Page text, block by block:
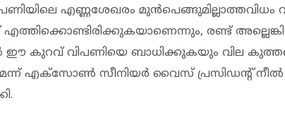
എണ്ണശേഖരം മുൻപെങ്ങുമില്ലാത്തവിധം
എത്തിക്കൊണ്ടിരിക്കുകയാണെന്നും, രണ്ട്
കുറവ് വിപണിയെ ബാധിക്കുകയും വില
എക്സോൺ സീനിയർ വൈസ് പ്രസിഡന്റ് നീൽ